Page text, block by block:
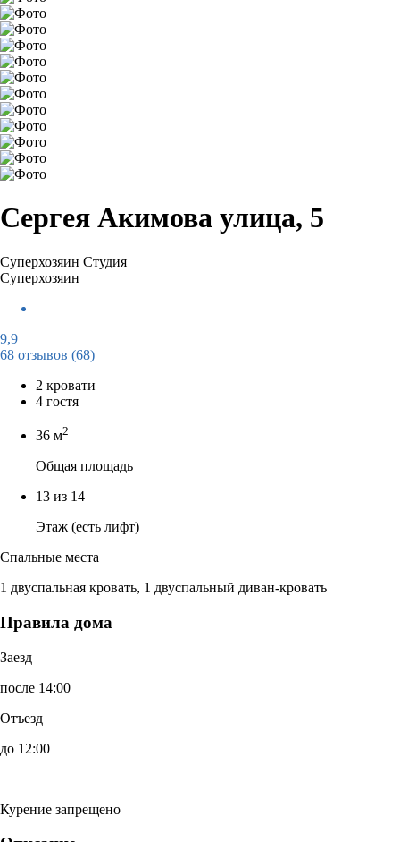
Сергея Акимова улица, 5
Суперхозяин Студия
Суперхозяин
9,9
68 отзывов (68)
2 кровати
4 гостя
36 м2
Общая площадь
13 из 14
Этаж (есть лифт)
Спальные места
1 двуспальная кровать, 1 двуспальный диван-кровать
Правила дома
Заезд
после 14:00
Отъезд
до 12:00
Курение запрещено